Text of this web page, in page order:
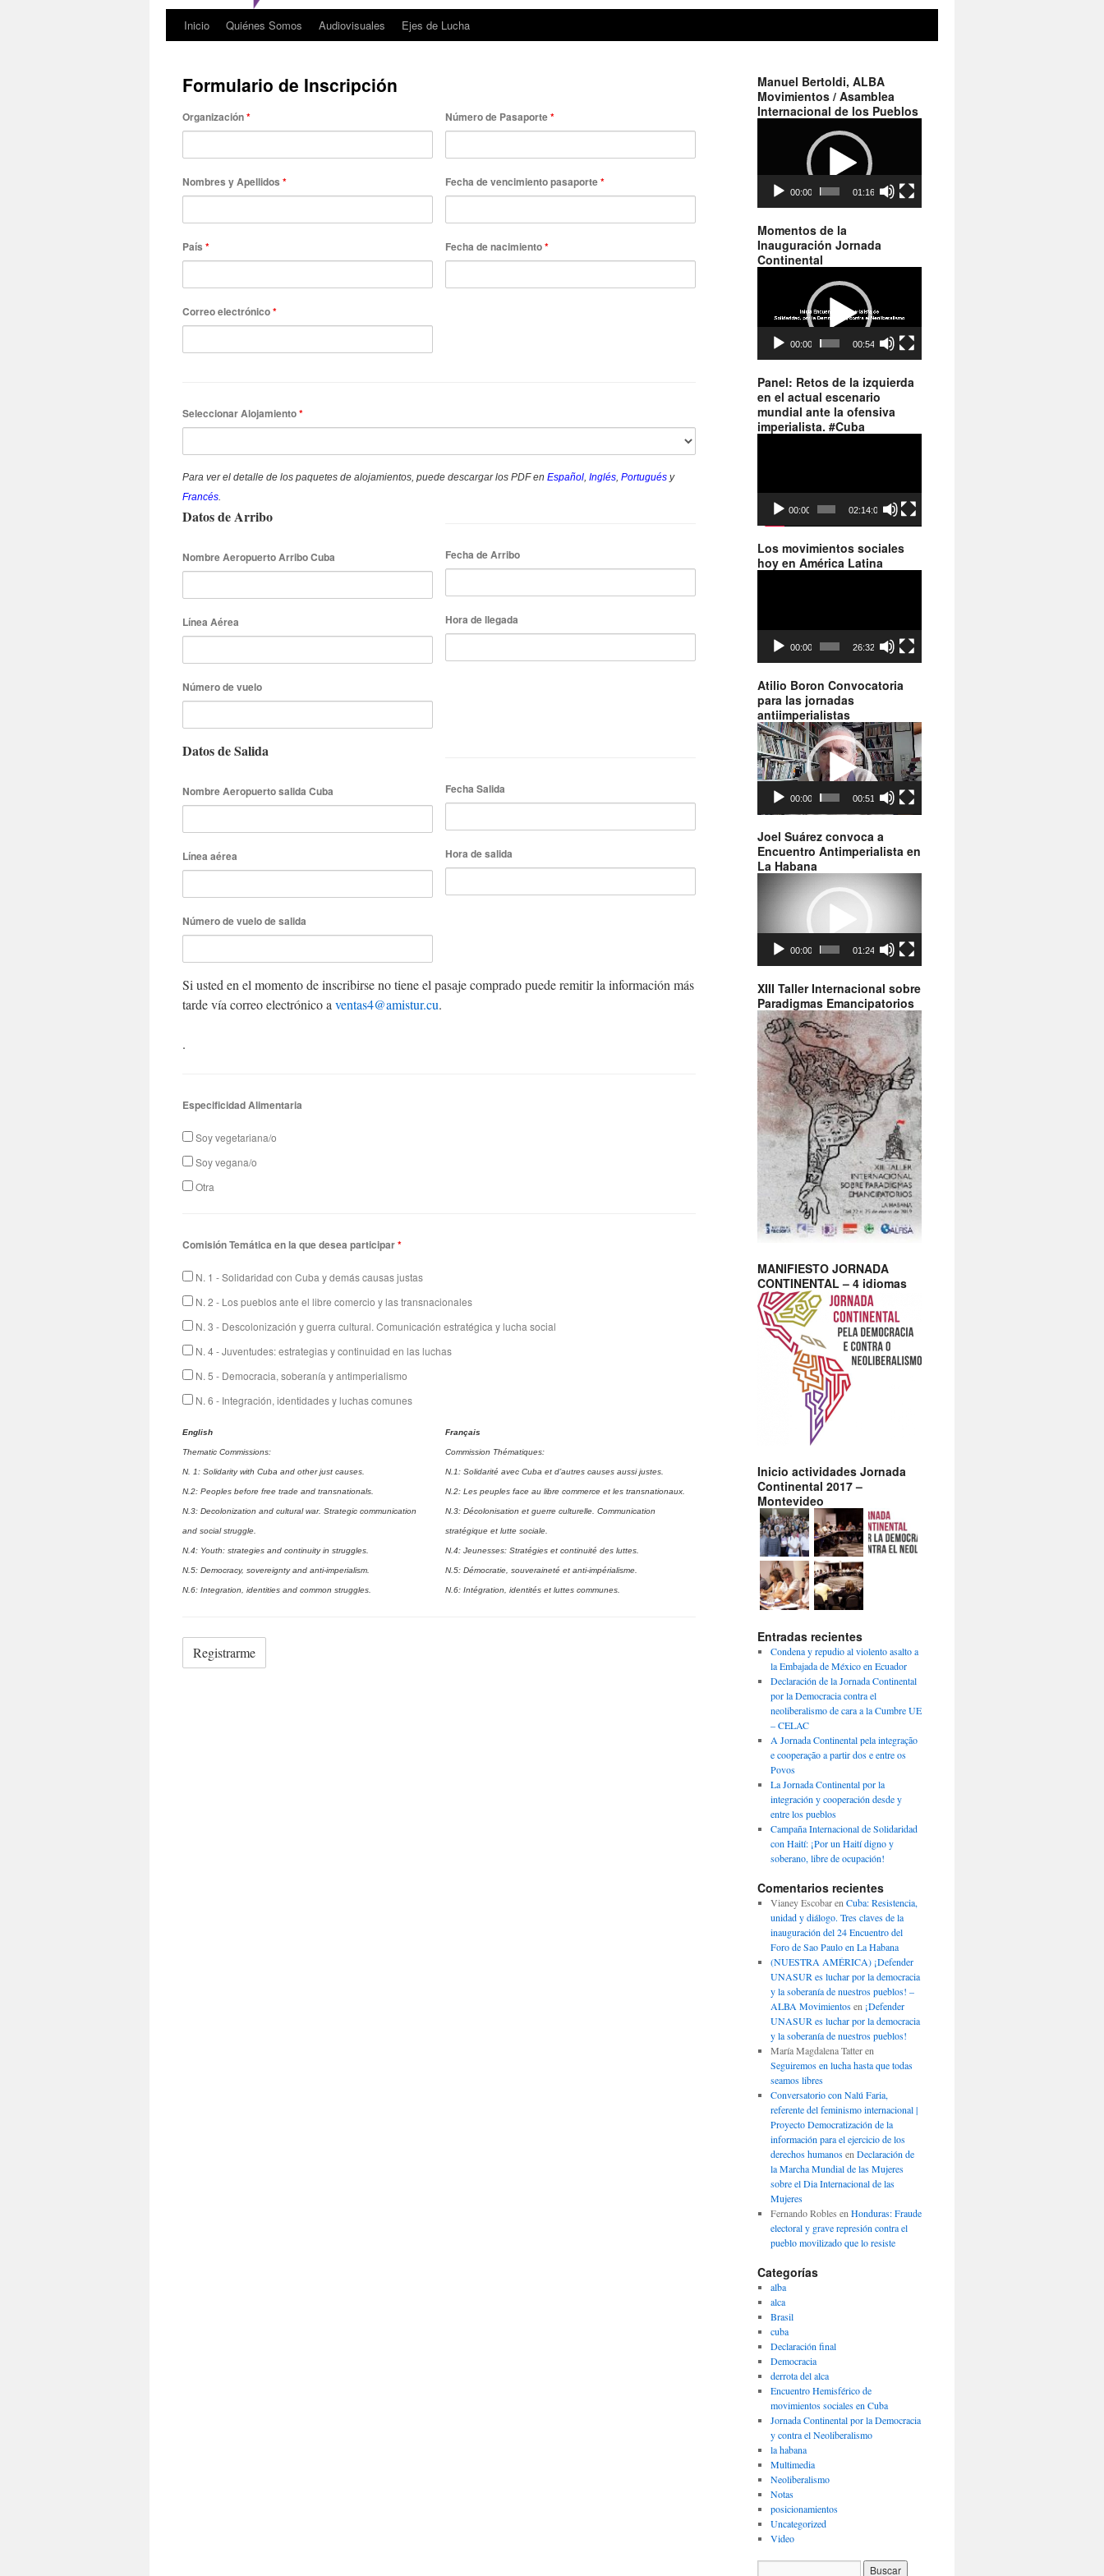
Inicio Quiénes Somos Audiovisuales Ejes de Lucha
Formulario de Inscripción
Organización*
Nombres y Apellidos *
País *
Correo electrónico*
Número de Pasaporte*
Fecha de vencimiento pasaporte*
Fecha de nacimiento*
Seleccionar Alojamiento*
Para ver el detalle de los paquetes de alojamientos, puede descargar los PDF en Español, Inglés, Portugués y
Francés.
Datos de Arribo
Nombre Aeropuerto Arribo Cuba
Línea Aérea
Número de vuelo
Fecha de Arribo
Hora de llegada
Datos de Salida
Nombre Aeropuerto salida Cuba
Línea aérea
Número de vuelo de salida
Fecha Salida
Hora de salida
Si usted en el momento de inscribirse no tiene el pasaje comprado puede remitir la información más
tarde vía correo electrónico a ventas4@amistur.cu.
.
Especificidad Alimentaria
Soy vegetariana/o
Soy vegana/o
Otra
Comisión Temática en la que desea participar*
N. 1 - Solidaridad con Cuba y demás causas justas
N. 2 - Los pueblos ante el libre comercio y las transnacionales
N. 3 - Descolonización y guerra cultural. Comunicación estratégica y lucha social
N. 4 - Juventudes: estrategias y continuidad en las luchas
N. 5 - Democracia, soberanía y antimperialismo
N. 6 - Integración, identidades y luchas comunes
English
Thematic Commissions:
N. 1: Solidarity with Cuba and other just causes.
N.2: Peoples before free trade and transnationals.
N.3: Decolonization and cultural war. Strategic communication
and social struggle.
N.4: Youth: strategies and continuity in struggles.
N.5: Democracy, sovereignty and anti-imperialism.
N.6: Integration, identities and common struggles.
Français
Commission Thématiques:
N.1: Solidarité avec Cuba et d’autres causes aussi justes.
N.2: Les peuples face au libre commerce et les transnationaux.
N.3: Décolonisation et guerre culturelle. Communication
stratégique et lutte sociale.
N.4: Jeunesses: Stratégies et continuité des luttes.
N.5: Démocratie, souveraineté et anti-impérialisme.
N.6: Intégration, identités et luttes communes.
Manuel Bertoldi, ALBA
Movimientos / Asamblea
Internacional de los Pueblos
00:00 01:16
Momentos de la
Inauguración Jornada
Continental
00:00 00:54
Panel: Retos de la izquierda
en el actual escenario
mundial ante la ofensiva
imperialista. #Cuba
00:00 02:14:06
Los movimientos sociales
hoy en América Latina
00:00 26:32
Atilio Boron Convocatoria
para las jornadas
antiimperialistas
Reproductor
de
vídeo
00:00 00:51
Joel Suárez convoca a
Encuentro Antimperialista en
La Habana
00:00 01:24
XIII Taller Internacional sobre
Paradigmas Emancipatorios
MANIFIESTO JORNADA
CONTINENTAL – 4 idiomas
Inicio actividades Jornada
Continental 2017 –
Montevideo
Entradas recientes
Condena y repudio al violento asalto a
la Embajada de México en Ecuador
Declaración de la Jornada Continental
por la Democracia contra el
neoliberalismo de cara a la Cumbre UE
– CELAC
A Jornada Continental pela integração
e cooperação a partir dos e entre os
Povos
La Jornada Continental por la
integración y cooperación desde y
entre los pueblos
Campaña Internacional de Solidaridad
con Haití: ¡Por un Haití digno y
soberano, libre de ocupación!
Comentarios recientes
Vianey Escobaren Cuba: Resistencia,
unidad y diálogo. Tres claves de la
inauguración del 24 Encuentro del
Foro de Sao Paulo en La Habana
(NUESTRA AMÉRICA) ¡Defender
UNASUR es luchar por la democracia
y la soberanía de nuestros pueblos! –
ALBA Movimientosen ¡Defender
UNASUR es luchar por la democracia
y la soberanía de nuestros pueblos!
María Magdalena Tatteren
Seguiremos en lucha hasta que todas
seamos libres
Conversatorio con Nalú Faria,
referente del feminismo internacional |
Proyecto Democratización de la
información para el ejercicio de los
derechos humanosen Declaración de
la Marcha Mundial de las Mujeres
sobre el Dia Internacional de las
Mujeres
Fernando Robles en Honduras: Fraude
electoral y grave represión contra el
pueblo movilizado que lo resiste
Categorías
alba
alca
Brasil
cuba
Declaración final
Democracia
derrota del alca
Encuentro Hemisférico de
movimientos sociales en Cuba
Jornada Continental por la Democracia
y contra el Neoliberalismo
la habana
Multimedia
Neoliberalismo
Notas
posicionamientos
Uncategorized
Video